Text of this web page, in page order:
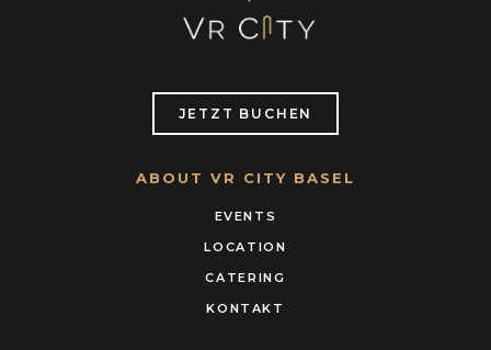
JETZT BUCHEN
ABOUT VR CITY BASEL
EVENTS
LOCATION
CATERING
KONTAKT